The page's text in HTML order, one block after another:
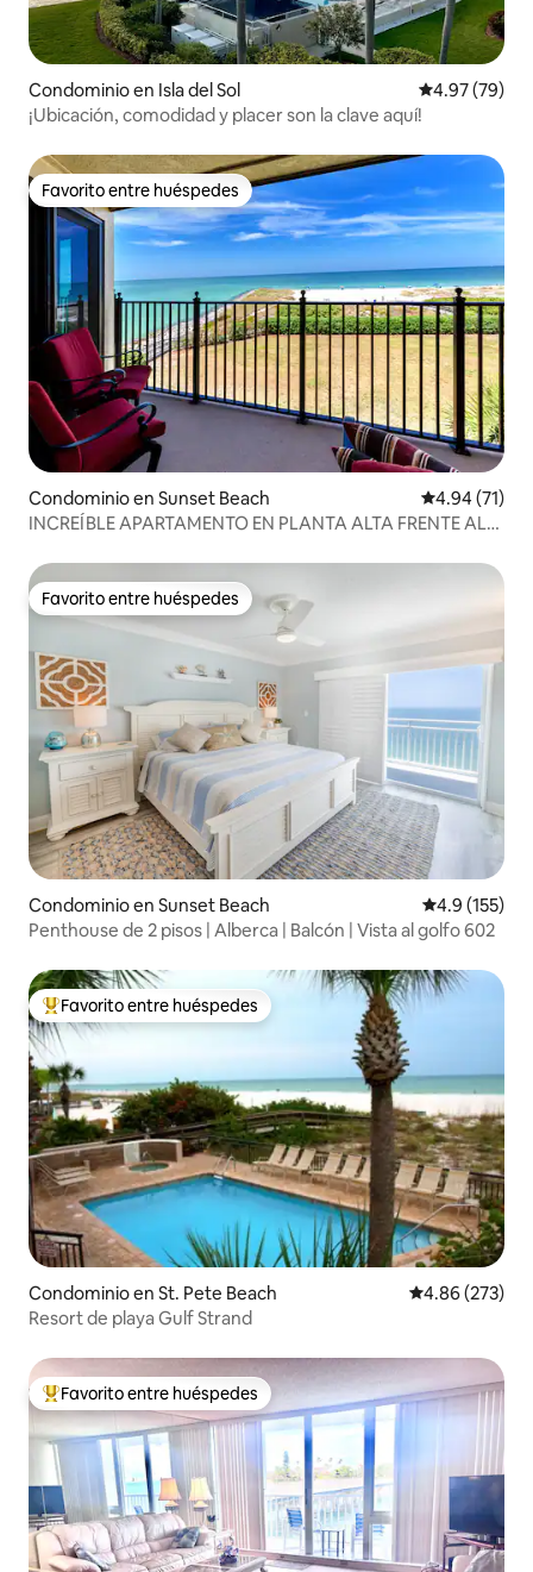
Condominio en Isla del Sol Calificación
4.97 (79)
¡Ubicación, comodidad y placer son la clave aquí!
Favorito entre huéspedes
Favorito entre huéspedes
Condominio en Sunset Beach Calificación
4.94 (71)
INCREÍBLE APARTAMENTO EN PLANTA ALTA FRENTE AL
Favorito entre huéspedes
Favorito entre huéspedes
Condominio en Sunset Beach Calificación
4.9 (155)
Penthouse de 2 pisos | Alberca | Balcón | Vista al golfo 602
De los mejores en Favorito entre huéspedes
Favorito entre huéspedes
Condominio en St. Pete Beach Calificación
4.86 (273)
Resort de playa Gulf Strand
De los mejores en Favorito entre huéspedes
Favorito entre huéspedes